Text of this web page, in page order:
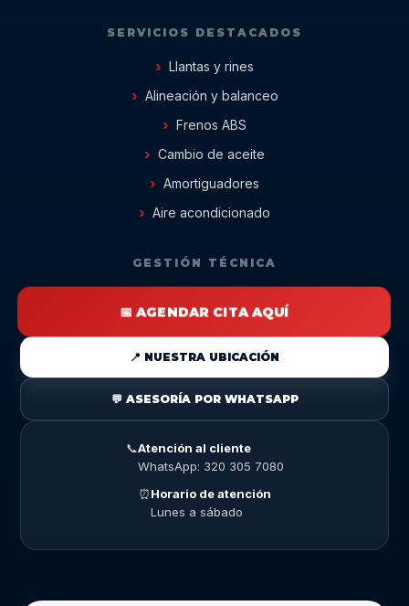
SERVICIOS DESTACADOS
Llantas y rines
Alineación y balanceo
Frenos ABS
Cambio de aceite
Amortiguadores
Aire acondicionado
GESTIÓN TÉCNICA
📅 AGENDAR CITA AQUÍ
📍 NUESTRA UBICACIÓN
💬 ASESORÍA POR WHATSAPP
📞Atención al cliente
WhatsApp: 320 305 7080
⏰Horario de atención
Lunes a sábado